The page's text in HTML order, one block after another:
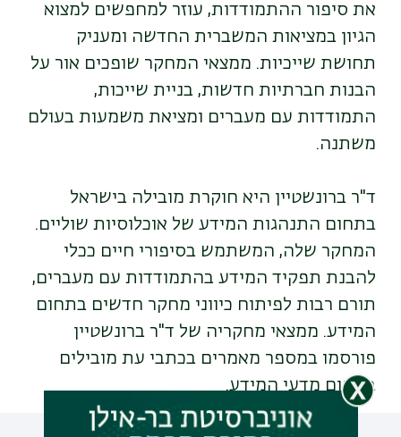
את סיפור ההתמודדות, עוזר למחפשים למצוא
הגיון במציאות המשברית החדשה ומעניק
תחושת שייכיות. ממצאי המחקר שופכים אור על
הבנות חברתיות חדשות, בניית שייכות,
התמודדות עם מעברים ומציאת משמעות בעולם
משתנה.
ד"ר ברונשטיין היא חוקרת מובילה בישראל
בתחום התנהגות המידע של אוכלוסיות שוליים.
המחקר שלה, המשתמש בסיפורי חיים ככלי
להבנת תפקיד המידע בהתמודדות עם מעברים,
תורם רבות לפיתוח כיווני מחקר חדשים בתחום
המידע. ממצאי מחקריה של ד"ר ברונשטיין
פורסמו במספר מאמרים בכתבי עת מובילים
בתחום מדעי המידע.